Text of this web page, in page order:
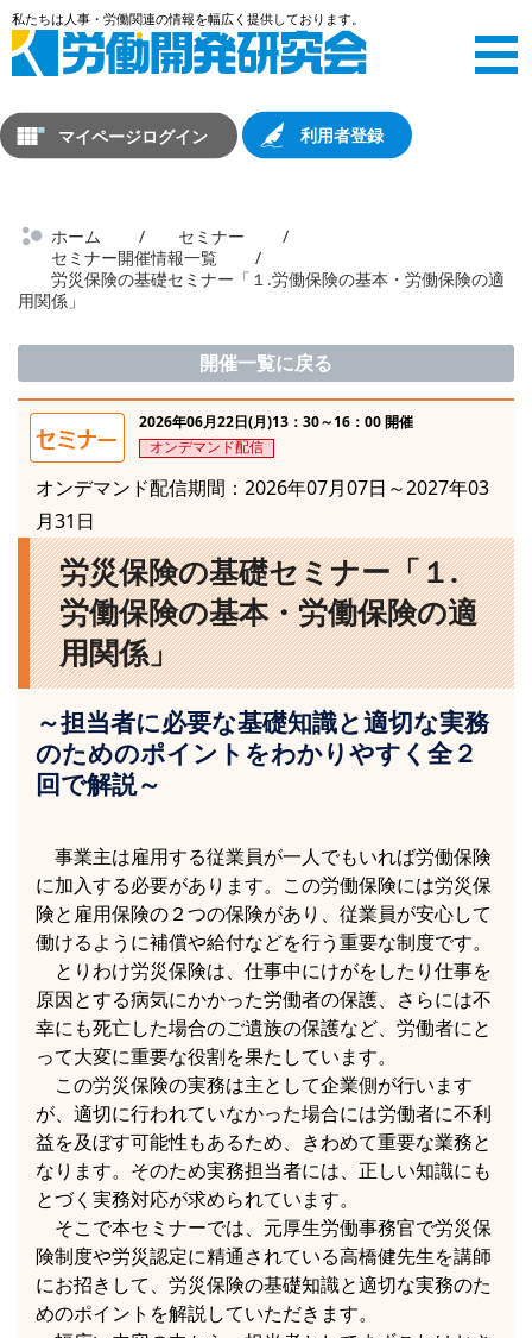
マイページログイン 利用者登録
ホーム
セミナー
セミナー開催情報一覧
労災保険の基礎セミナー「１.労働保険の基本・労働保険の適
用関係」
開催一覧に戻る
2026年06月22日(月)13：30～16：00 開催
オンデマンド配信
オンデマンド配信期間：2026年07月07日～2027年03
月31日
労災保険の基礎セミナー「１.
労働保険の基本・労働保険の適
用関係」
～担当者に必要な基礎知識と適切な実務
のためのポイントをわかりやすく全２
回で解説～
事業主は雇用する従業員が一人でもいれば労働保険
に加入する必要があります。この労働保険には労災保
険と雇用保険の２つの保険があり、従業員が安心して
働けるように補償や給付などを行う重要な制度です。
とりわけ労災保険は、仕事中にけがをしたり仕事を
原因とする病気にかかった労働者の保護、さらには不
幸にも死亡した場合のご遺族の保護など、労働者にと
って大変に重要な役割を果たしています。
この労災保険の実務は主として企業側が行います
が、適切に行われていなかった場合には労働者に不利
益を及ぼす可能性もあるため、きわめて重要な業務と
なります。そのため実務担当者には、正しい知識にも
とづく実務対応が求められています。
そこで本セミナーでは、元厚生労働事務官で労災保
険制度や労災認定に精通されている高橋健先生を講師
にお招きして、労災保険の基礎知識と適切な実務のた
めのポイントを解説していただきます。